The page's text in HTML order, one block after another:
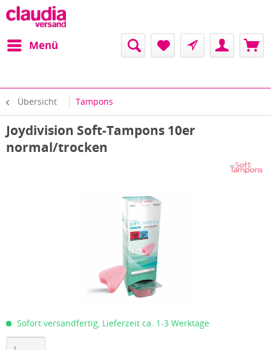
Menü
Übersicht Tampons
Joydivision Soft-Tampons 10er
normal/trocken
Sofort versandfertig, Lieferzeit ca. 1-3 Werktage